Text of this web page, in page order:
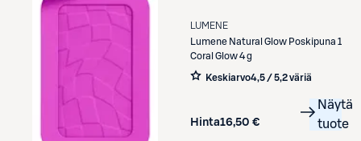
LUMENE
Lumene Natural Glow Poskipuna 1
Coral Glow 4 g
Keskiarvo4,5 / 5,2 väriä
Hinta16,50 €
Näytä
tuote